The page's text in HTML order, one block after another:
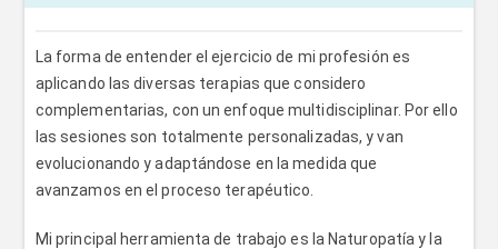
La forma de entender el ejercicio de mi profesión es
aplicando las diversas terapias que considero
complementarias, con un enfoque multidisciplinar. Por ello
las sesiones son totalmente personalizadas, y van
evolucionando y adaptándose en la medida que
avanzamos en el proceso terapéutico.
Mi principal herramienta de trabajo es la Naturopatía y la